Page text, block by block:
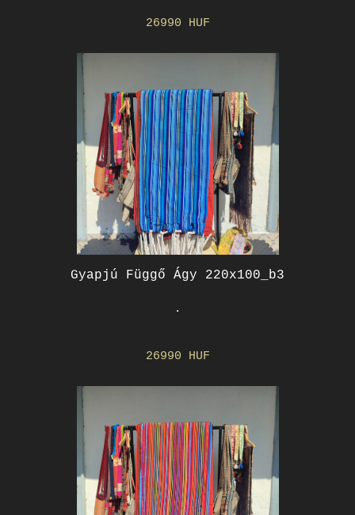
26990 HUF
Gyapjú Függő Ágy 220x100_b3
.
26990 HUF